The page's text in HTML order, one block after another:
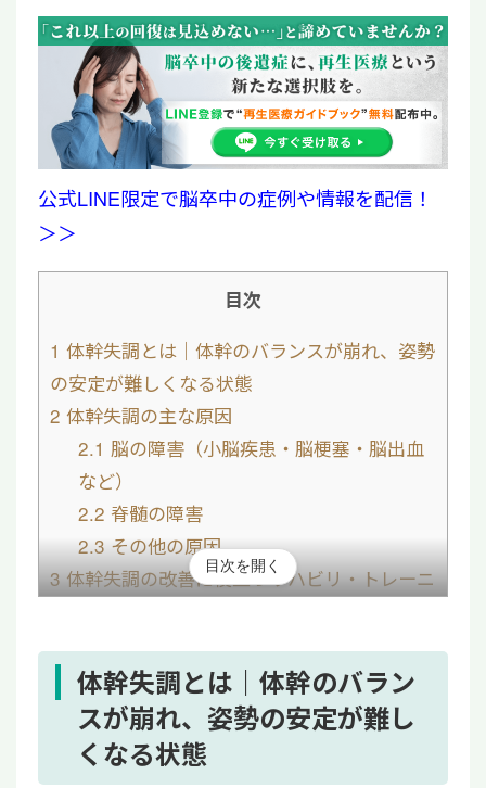
公式LINE限定で脳卒中の症例や情報を配信！
＞＞
目次
1 体幹失調とは｜体幹のバランスが崩れ、姿勢
の安定が難しくなる状態
2 体幹失調の主な原因
2.1 脳の障害（小脳疾患・脳梗塞・脳出血
など）
2.2 脊髄の障害
2.3その他の原因
3体幹失調の改善に役立つリハビリ・トレーニ
3.2運動学習
3.3弾性緊縛帯
3.4 重り荷運動
体幹失調改善にはリハビリが重要！改善が見
目次を開く
体幹失調とは｜体幹のバラン
スが崩れ、姿勢の安定が難し
くなる状態